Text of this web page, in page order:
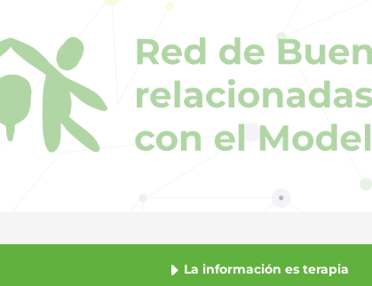
La información es terapia